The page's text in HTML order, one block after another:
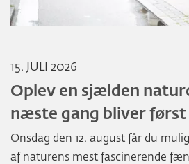
15. JULI 2026
Oplev en sjælden
næste gang bliver først
Onsdag den 12. august får du
af naturens mest fascinerende